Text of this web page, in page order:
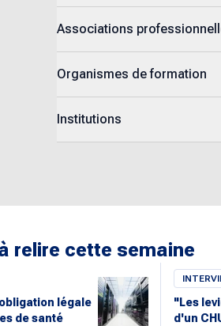
Associations
Organismes de formation
Institutions
relire cette semaine
légale
de santé
"Les
d'un